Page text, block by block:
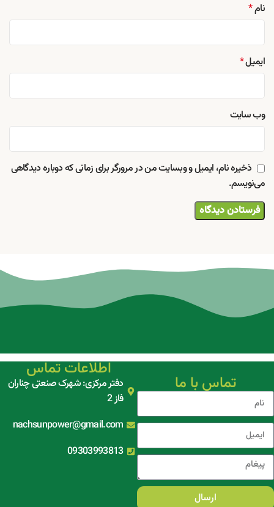
نام*
ایمیل*
وب‌ سایت
ذخیره نام، ایمیل و وبسایت من در مرورگر برای زمانی که دوباره دیدگاهی
می‌نویسم.
تماس با ما
ارسال
اطلاعات تماس
دفتر مرکزی: شهرک صنعتی چناران
فاز 2
nachsunpower@gmail.com
09303993813